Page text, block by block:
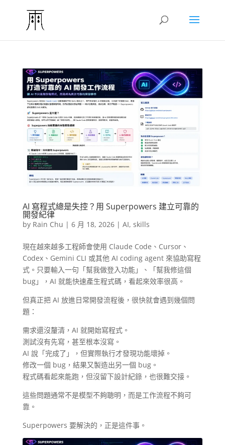
AI 寫程式總是失控？用 Superpowers 建立可靠的
開發紀律
by Rain Chu | 6 月 18, 2026| AI, skills
現在越來越多工程師會使用 Claude Code、Cursor、
Codex、Gemini CLI 或其他 AI coding agent 來協助寫程
式。只要輸入一句「幫我做登入功能」、「幫我修這個
bug」，AI 就能快速產生程式碼，看起來效率很高。
但真正把 AI 放進日常開發流程後，很快就會遇到幾個問
題：
需求還沒釐清，AI 就開始寫程式。
測試沒有先寫，甚至根本沒寫。
AI 說「完成了」，但實際執行才發現功能壞掉。
修改一個 bug，結果又製造出另一個 bug。
程式碼看起來能跑，但沒留下設計紀錄，也很難交接。
這些問題通常不是模型不夠聰明，而是工作流程不夠可
靠。
Superpowers 要解決的，正是這件事。